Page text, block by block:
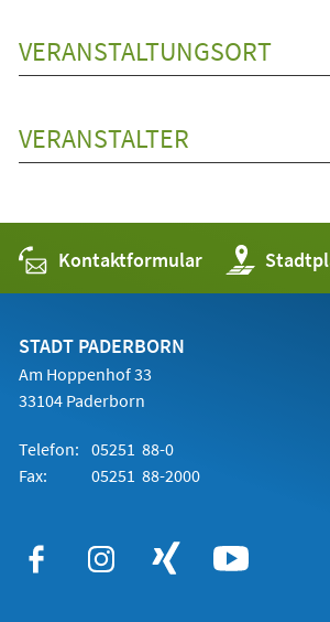
VERANSTALTUNGSORT
VERANSTALTER
Kontaktformular (Öffnet
in
einem
STADT PADERBORN
Am Hoppenhof 33
33104 Paderborn
Telefon: 05251 88-0
Fax:
05251 88-2000